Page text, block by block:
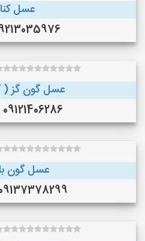
عسل
09213035976
عسل گون گز (
09121406286 (اصفهان)
عسل گون
09137378299